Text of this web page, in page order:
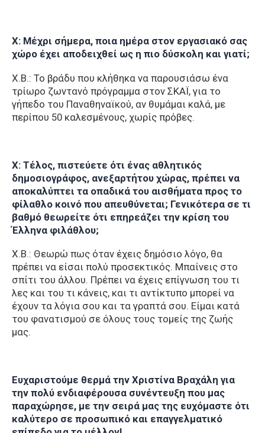
Χ: Μέχρι σήμερα, ποια ημέρα στον εργασιακό σας
χώρο έχει αποδειχθεί ως η πιο δύσκολη και γιατί;
Χ.Β.: Το βράδυ που κλήθηκα να παρουσιάσω ένα
τρίωρο ζωντανό πρόγραμμα στον ΣΚΑΪ, για το
γήπεδο του Παναθηναϊκού, αν θυμάμαι καλά, με
περίπου 50 καλεσμένους, χωρίς πρόβες.
Χ: Τέλος, πιστεύετε ότι ένας αθλητικός
δημοσιογράφος, ανεξαρτήτου χώρας, πρέπει να
αποκαλύπτει τα οπαδικά του αισθήματα προς το
φίλαθλο κοινό που απευθύνεται; Γενικότερα σε τι
βαθμό θεωρείτε ότι επηρεάζει την κρίση του
Έλληνα φιλάθλου;
Χ.Β.: Θεωρώ πως όταν έχεις δημόσιο λόγο, θα
πρέπει να είσαι πολύ προσεκτικός. Μπαίνεις στο
σπίτι του άλλου. Πρέπει να έχεις επίγνωση του τι
λες και του τι κάνεις, και τι αντίκτυπο μπορεί να
έχουν τα λόγια σου και τα γραπτά σου. Είμαι κατά
του φανατισμού σε όλους τους τομείς της ζωής
μας.
Ευχαριστούμε θερμά την Χριστίνα Βραχάλη για
την πολύ ενδιαφέρουσα συνέντευξη που μας
παραχώρησε, με την σειρά μας της ευχόμαστε ότι
καλύτερο σε προσωπικό και επαγγελματικό